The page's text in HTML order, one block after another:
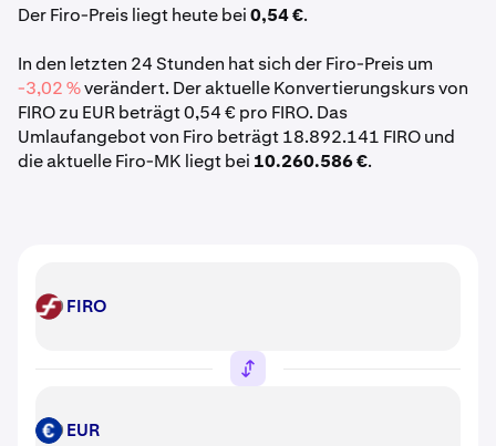
Der Firo-Preis liegt heute bei0,54 €.
In den letzten 24 Stunden hat sich der Firo-Preis um
-3,02 %verändert. Der aktuelle Konvertierungskurs von
FIRO zu EUR beträgt 0,54 € pro FIRO. Das
Umlaufangebot von Firo beträgt 18.892.141 FIRO und
die aktuelle Firo-MK liegt bei 10.260.586 €.
FIRO FIRO
EUR EUR